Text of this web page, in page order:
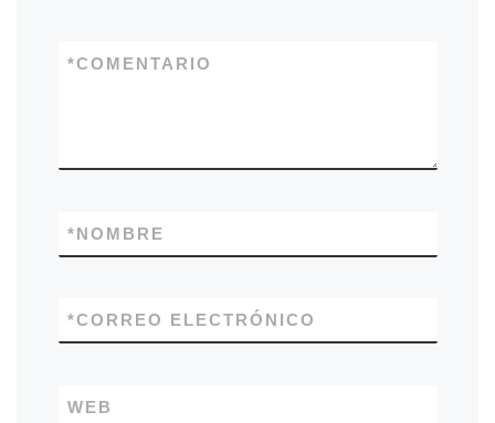
COMENTARIO
*
NOMBRE
*
CORREO ELECTRÓNICO
*
WEB